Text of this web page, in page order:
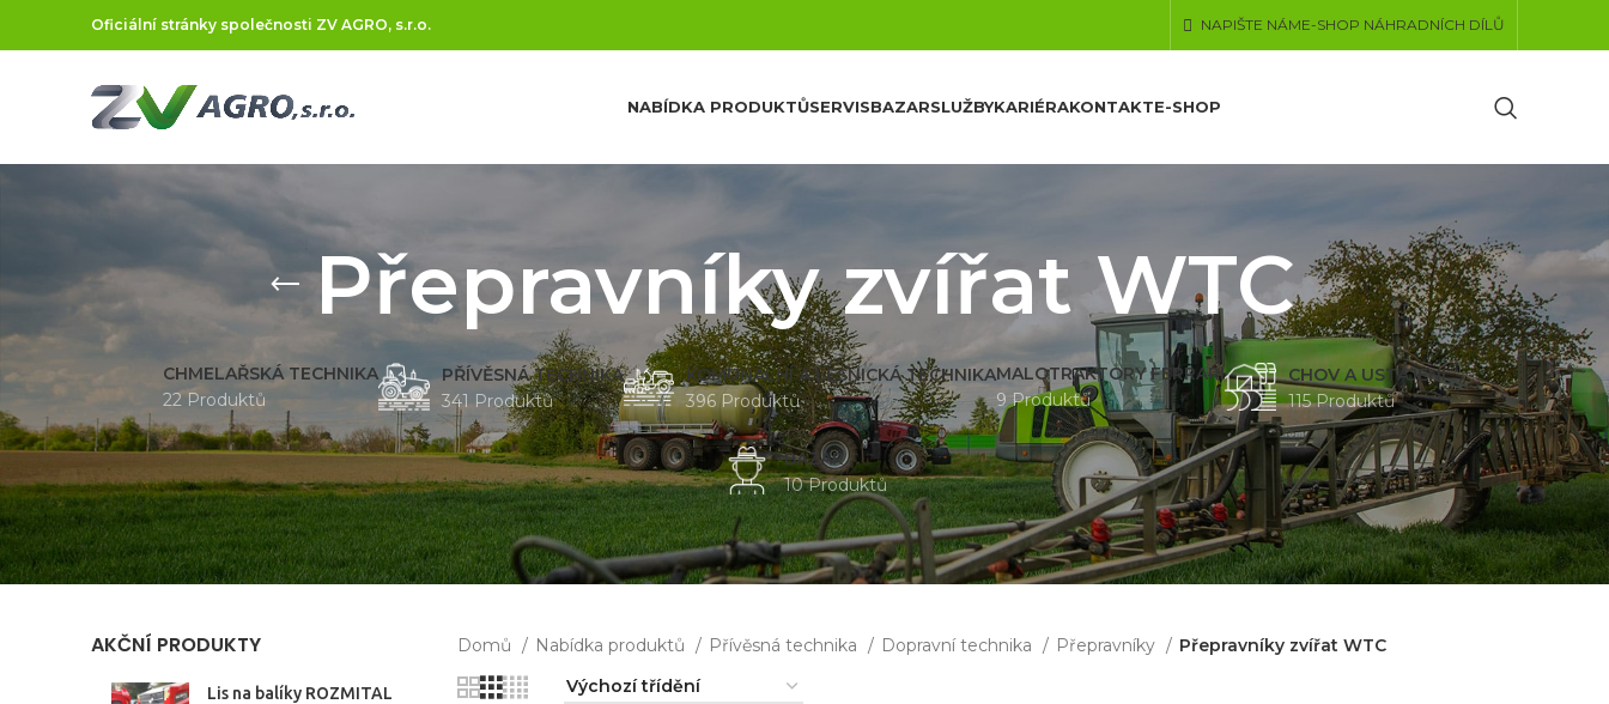
Oficiální stránky společnosti ZV AGRO, s.r.o. NAPIŠTE NÁME-SHOP NÁHRADNÍCH DÍLŮ
NABÍDKA PRODUKTŮSERVISBAZARSLUŽBYKARIÉRAKONTAKTE-SHOP
Přepravníky zvířat WTC
CHMELAŘSKÁ TECHNIKA
22 Produktů
PŘÍVĚSNÁ TECHNIKA
341 Produktů
KOMUNÁLNÍ A LESNICKÁ TECHNIKA
396 Produktů
MALOTRAKTORY FERRARI
9 Produktů
CHOV A USTÁJENÍ
115 Produktů
BAZAR
10 Produktů
AKČNÍ PRODUKTY
Lis na balíky ROZMITAL
Domů Nabídka produktů Přívěsná technika Dopravní technika Přepravníky Přepravníky zvířat WTC